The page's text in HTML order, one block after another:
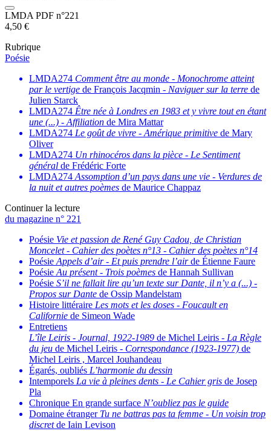
LMDA PDF n°221
4,50 €
Rubrique
Poésie
LMDA274 Comment être au monde - Monochrome atteint
par le vertige de François Jacqmin - Naviguer sur la terre de
Julien Starck
LMDA274 Être née à Londres en 1983 et y vivre tout en étant
une (...) -Affiliation de Mira Mattar
LMDA274 Le goût de vivre -Amérique primitive de Mary
Oliver
LMDA274 Un rhinocéros dans la pièce - Le Sentiment
général de Frédéric Forte
LMDA274 Assomption d’un pays dans une vie - Verdures de
la nuit et autres poèmes de Maurice Chappaz
Continuer la lecture
du magazine n° 221
Poésie Vie et passion de René Guy Cadou, de Christian
Moncelet - Cahier des poètes n°13 - Cahier des poètes n°14
PoésieAppels d’air - Et puis prendre l’airde Étienne Faure
PoésieAu présent - Trois poèmes de Hannah Sullivan
Poésie S’il ne fallait lire qu’un texte sur Dante, il n’y a (...) -
Propos sur Dante de Ossip Mandelstam
Histoire littéraire Les mots et les doses - Foucault en
Californie de Simeon Wade
Entretiens
L’île Leiris - Journal, 1922-1989 de Michel Leiris - La Règle
du jeu de Michel Leiris - Correspondance (1923-1977) de
Michel Leiris , Marcel Jouhandeau
Égarés, oubliés L’harmonie du dessin
Intemporels La vie à pleines dents - Le Cahier gris de Josep
Pla
Chronique En grande surface N’oubliez pas le guide
Domaine étranger Tu ne battras pas ta femme - Un voisin trop
discretde Iain Levison